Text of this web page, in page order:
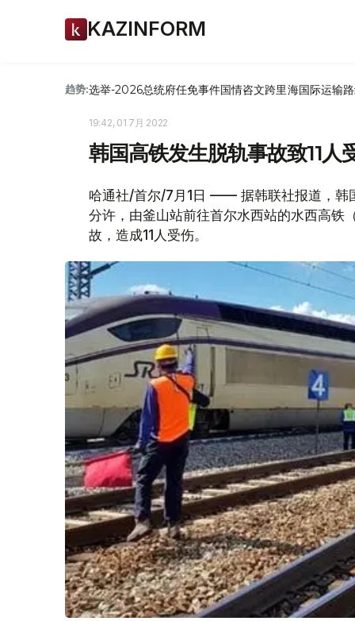
KAZINFORM
趋势:选举-2026总统府任免事件国情咨文跨里海国际运输
19:42, 01 7月 2022
韩国高铁发生脱轨事故致11人
哈通社/首尔/7月1日 —— 据韩联社报道，韩
分许，由釜山站前往首尔水西站的水西高
故，造成11人受伤。